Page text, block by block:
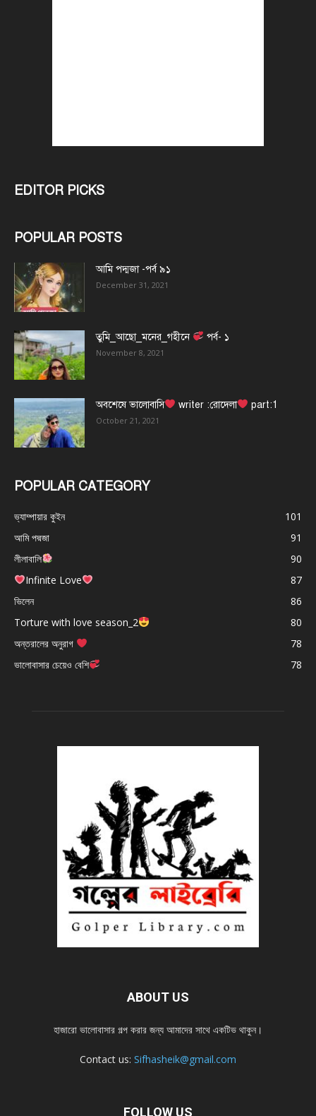
EDITOR PICKS
POPULAR POSTS
আমি পদ্মজা -পর্ব ৯১
December 31, 2021
তুমি_আছো_মনের_গহীনে পর্ব- ১
November 8, 2021
অবশেষে ভালোবাসি writer :রোদেলা part:1
October 21, 2021
POPULAR CATEGORY
ভ্যাম্পায়ার কুইন
101
আমি পদ্মজা
91
লীলাবালি
90
Infinite Love
87
ভিলেন
86
Torture with love season_2
80
অন্তরালের অনুরাগ
78
ভালোবাসার চেয়েও বেশি
78
ABOUT US
হাজারো ভালোবাসার গল্প করার জন্য আমাদের সাথে একটিভ থাকুন।
Contact us: Sifhasheik@gmail.com
FOLLOW US